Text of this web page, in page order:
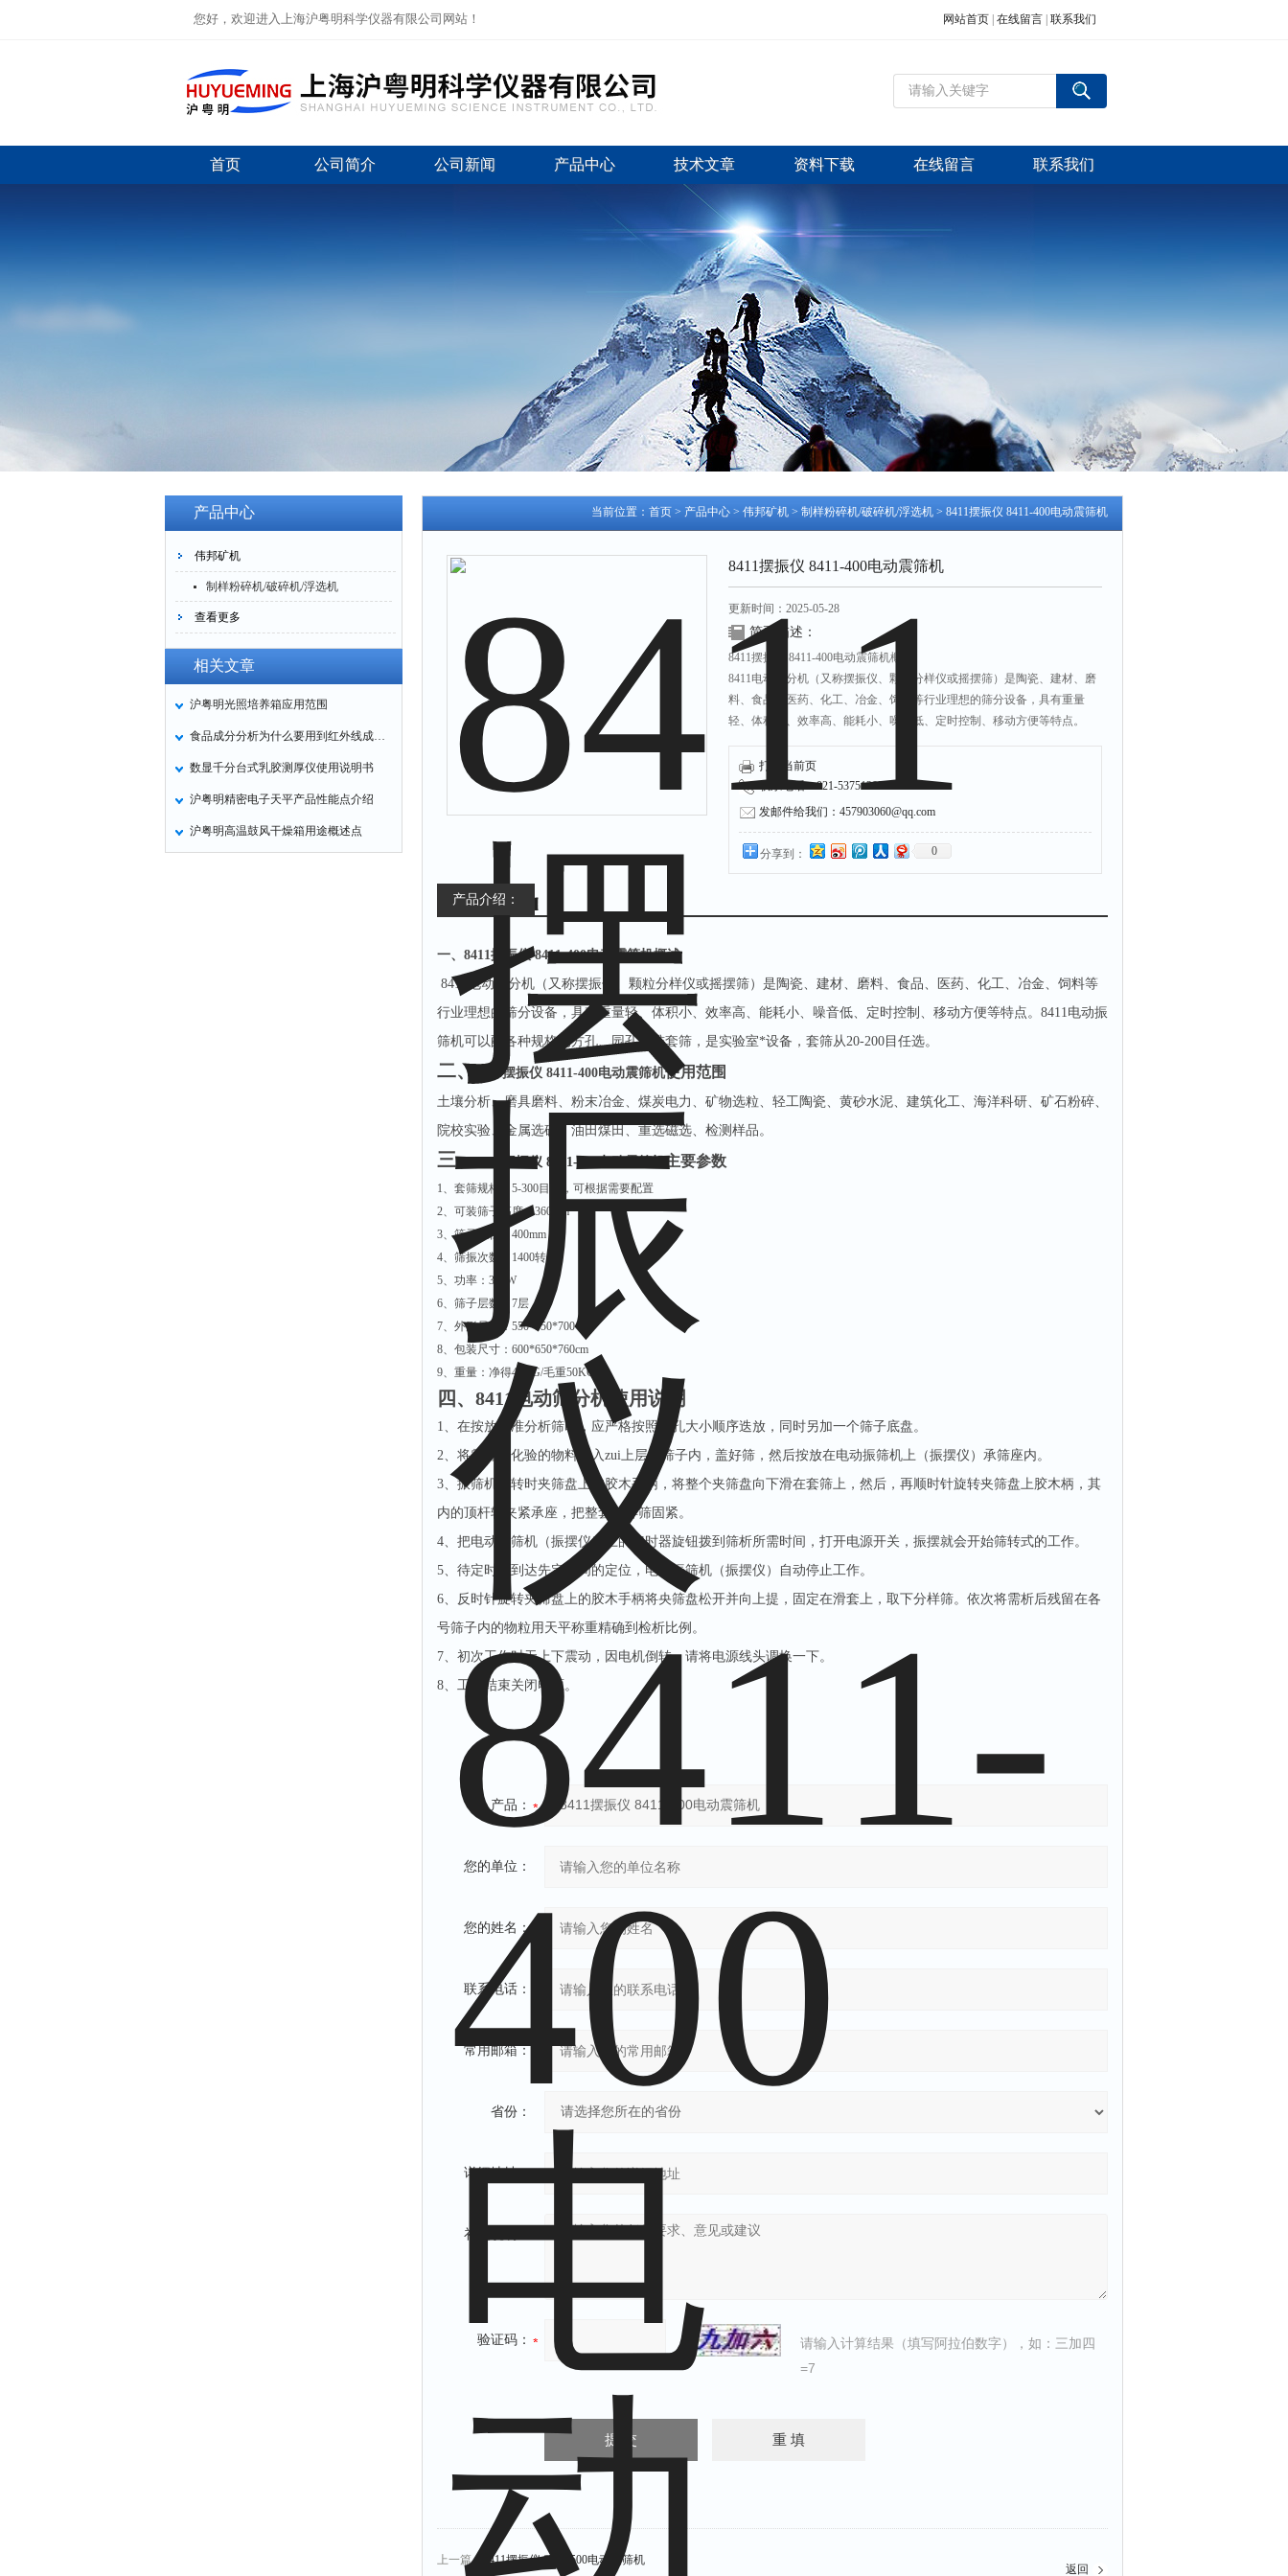
您好，欢迎进入上海沪粤明科学仪器有限公司网站！ 网站首页 在线留言 联系我们
首页 公司简介 公司新闻 产品中心 技术文章 资料下载 在线留言 联系我们
产品中心
伟邦矿机
制样粉碎机/破碎机/浮选机
查看更多
相关文章
沪粤明光照培养箱应用范围
食品成分分析为什么要用到红外线成分检测仪
数显千分台式乳胶测厚仪使用说明书
沪粤明精密电子天平产品性能点介绍
沪粤明高温鼓风干燥箱用途概述点
当前位置： 首页 > 产品中心 > 伟邦矿机 > 制样粉碎机/破碎机/浮选机 > 8411摆振仪 8411-400电动震筛机
8411摆振仪 8411-400电动震筛机
更新时间：2025-05-28
简要描述：
8411摆振仪 8411-400电动震筛机概述
8411电动筛分机（又称摆振仪、颗粒分样仪或摇摆筛）是陶瓷、建材、磨
料、食品、医药、化工、冶金、饲料等行业理想的筛分设备，具有重量
轻、体积小、效率高、能耗小、噪音低、定时控制、移动方便等特点。
套筛从20-200目任选。
打印当前页
联系电话：021-53751203/63216650
发邮件给我们：457903060@qq.com
分享到： 0
产品介绍：
一、 8411摆振仪 8411-400电动震筛机概述
8411电动筛分机（又称摆振仪、颗粒分样仪或摇摆筛）是陶瓷、建材、磨料、食品、医药、化工、冶金、饲料等
行业理想的筛分设备，具有重量轻、体积小、效率高、能耗小、噪音低、定时控制、移动方便等特点。8411电动振
筛机可以配各种规格的方孔、园孔标准套筛，是实验室*设备，套筛从20-200目任选。
二、 8411摆振仪 8411-400电动震筛机使用范围
土壤分析、磨具磨料、粉末冶金、煤炭电力、矿物选粒、轻工陶瓷、黄砂水泥、建筑化工、海洋科研、矿石粉碎、
院校实验、金属选矿、油田煤田、重选磁选、检测样品。
三、 8411摆振仪 8411-500电动震筛机 主要参数
1、套筛规格：5-300目等，可根据需要配置
2、可装筛子高度：360mm
3、筛子直径：400mm
4、筛振次数：1400转/分
5、功率：380W
6、筛子层数：7层
7、外形尺寸：550*550*700
8、包装尺寸：600*650*760cm
9、重量：净得45KG/毛重50KG
四、 8411 电动筛分机使用说明
1、在按放标准分析筛时，应严格按照筛孔大小顺序迭放，同时另加一个筛子底盘。
2、将需筛分化验的物料倒入zui上层的筛子内，盖好筛，然后按放在电动振筛机上（振摆仪）承筛座内。
3、振筛机反转时夹筛盘上的胶木手柄，将整个夹筛盘向下滑在套筛上，然后，再顺时针旋转夹筛盘上胶木柄，其
内的顶杆轴夹紧承座，把整套分样筛固紧。
4、把电动振筛机（振摆仪）上的定时器旋钮拨到筛析所需时间，打开电源开关，振摆就会开始筛转式的工作。
5、待定时器到达先定时间的定位，电动振筛机（振摆仪）自动停止工作。
6、反时针旋转夹筛盘上的胶木手柄将央筛盘松开并向上提，固定在滑套上，取下分样筛。依次将需析后残留在各
号筛子内的物粒用天平称重精确到检析比例。
7、初次工作时无上下震动，因电机倒转，请将电源线头调换一下。
8、工作结束关闭电源。
产品：
您的单位：
您的姓名：
联系电话：
常用邮箱：
省份：
详细地址：
补充说明：
验证码：
请输入计算结果（填写阿拉伯数字），如：三加四
=7
上一篇： 8411摆振仪 8411-500电动震筛机
返回